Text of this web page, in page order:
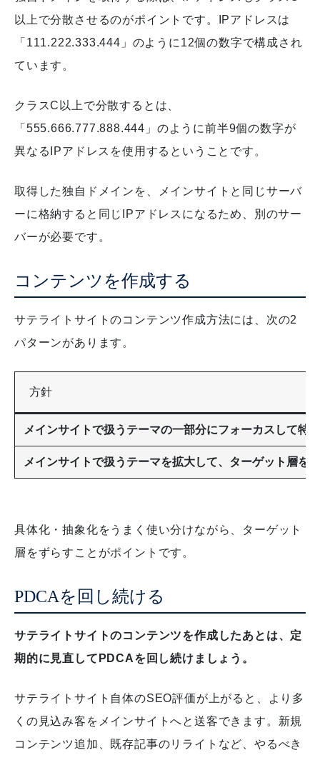
以上で分散させるのがポイントです。
IPアドレスは
「111.222.333.444」のように12個の数字で構成され
ています。
クラスC以上で分散するとは、
「555.666.777.888.444」のように前半9個の数字が
異なるIPアドレスを使用するということです。
取得した独自ドメインを、メインサイトと同じサーバ
ーに格納すると同じIPアドレスになるため、別のサー
バーが必要です。
コンテンツを作成する
サテライトサイトのコンテンツ作成方法には、次の2
パターンがあります。
方針
メインサイトで扱うテーマの一部分にフォーカスして特
メインサイトで扱うテーマを拡大して、ターゲット層を
具体化・抽象化をうまく使い分けながら、ターゲット
層をずらすことがポイントです。
PDCAを回し続ける
サテライトサイトのコンテンツを作成したあとは、定
期的に見直してPDCAを回し続けましょう。
サテライトサイト自体のSEO評価が上がると、より多
くの見込み客をメインサイトへと送客できます。 新規
コンテンツ追加、既存記事のリライトなど、やるべき